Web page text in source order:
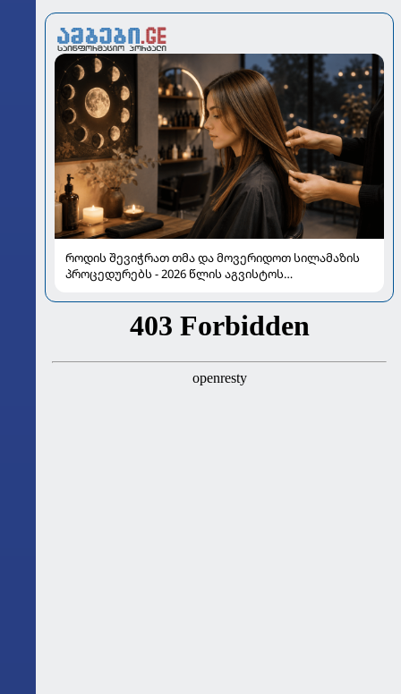
როდის შევიჭრათ თმა და მოვერიდოთ სილამაზის
პროცედურებს - 2026 წლის აგვისტოს